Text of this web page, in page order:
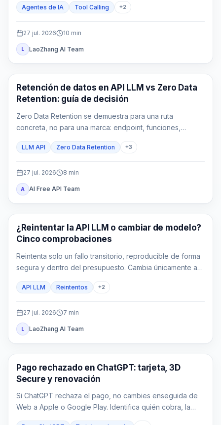
Agentes de IA Tool Calling +2
27 jul. 2026 10 min
L LaoZhang AI Team
Guías API
Retención de datos en API LLM vs Zero Data
Retention: guía de decisión
Zero Data Retention se demuestra para una ruta
concreta, no para una marca: endpoint, funciones,
reglas distintas.
LLM API Zero Data Retention +3
27 jul. 2026 8 min
A AI Free API Team
Guía de API
¿Reintentar la API LLM o cambiar de modelo?
Cinco comprobaciones
Reintenta solo un fallo transitorio, reproducible de forma
segura y dentro del presupuesto. Cambia únicamente a
API LLM Reintentos +2
27 jul. 2026 7 min
L LaoZhang AI Team
Guías de ChatGPT
Pago rechazado en ChatGPT: tarjeta, 3D
Secure y renovación
Si ChatGPT rechaza el pago, no cambies enseguida de
Web a Apple o Google Play. Identifica quién cobra, la